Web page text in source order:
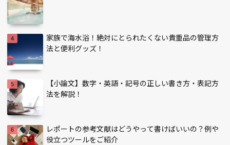
家族で海水浴！絶対にとられたくない貴重品の管理方
法と便利グッズ！
【小論文】数字・英語・記号の正しい書き方・表記方
法を解説！
レポートの参考文献はどうやって書けばいいの？例や
役立つツールをご紹介